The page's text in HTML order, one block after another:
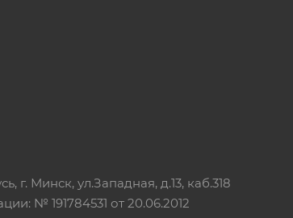
г. Минск, ул.Западная, д.13, каб.318
№ 191784531 от 20.06.2012